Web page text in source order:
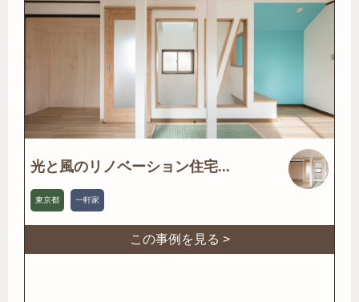
光と風のリノベーション住宅...
東京都 一軒家
この事例を見る >